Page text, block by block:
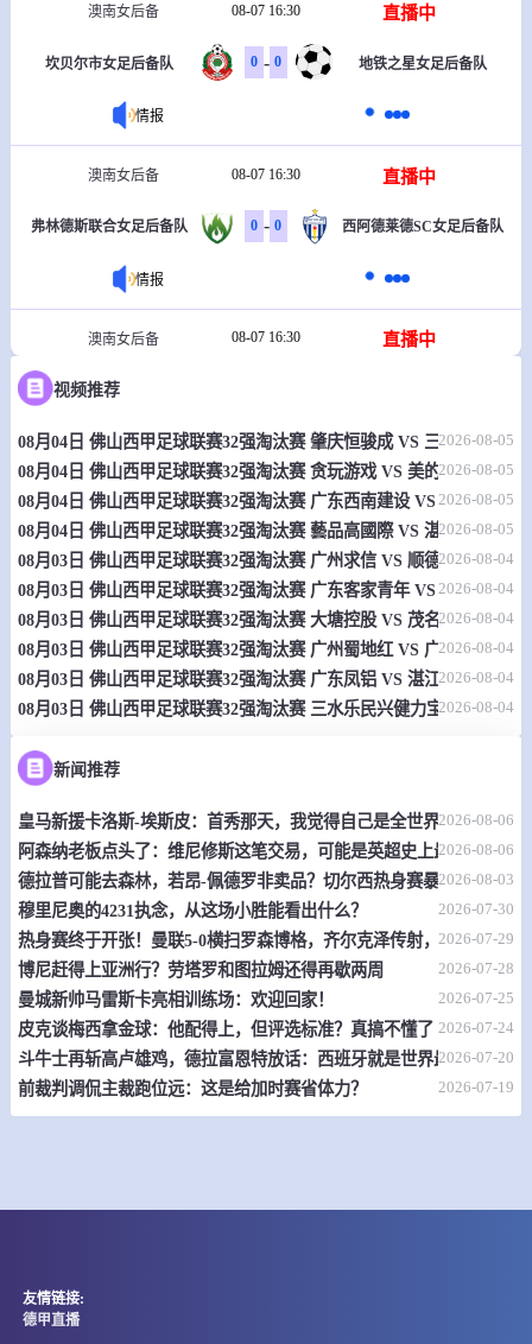
澳南女后备 08-07 16:30 直播中
坎贝尔市女足后备队 0 - 0 地铁之星女足后备队
情报
澳南女后备 08-07 16:30 直播中
弗林德斯联合女足后备队 0 - 0 西阿德莱德SC女足后备队
情报
澳南女后备 08-07 16:30 直播中
南部足球中心女足后备队
情报
澳南超 08-07 16:45 直播中
阿德莱德彗星 0 - 0 地铁之星
情报
不丹廷联 08-07 17:00 直播中
齐朗足球俱乐部 0 - 0 廷布联
缅甸U20 08-07 17:00 直播中
亚大那保U20 0 - 0 治尼兰德U20
情报
缅甸U20 08-07 17:00
蒂察尔阿尔曼U20 0 - 0 米瓦迪U20
情报
仰光联U20 0 - 0 汉达瓦底联U20
视频推荐
08月04日 佛山西甲足球联赛32强淘汰赛 肇庆恒骏成 VS 三七互娱 全
2026-08-05
08月04日 佛山西甲足球联赛32强淘汰赛 贪玩游戏 VS 美的薪火 全场录
2026-08-05
08月04日 佛山西甲足球联赛32强淘汰赛 广东西南建设 VS 香港圣徒
2026-08-05
08月04日 佛山西甲足球联赛32强淘汰赛 藝品高國際 VS 湛江狂狼·粵
2026-08-05
08月03日 佛山西甲足球联赛32强淘汰赛 广州求信 VS 顺德新青年 全
2026-08-04
08月03日 佛山西甲足球联赛32强淘汰赛 广东客家青年 VS 广州英华思
2026-08-04
08月03日 佛山西甲足球联赛32强淘汰赛 大塘控股 VS 茂名市点都得
2026-08-04
08月03日 佛山西甲足球联赛32强淘汰赛 广州蜀地红 VS 广州戴拿模
2026-08-04
08月03日 佛山西甲足球联赛32强淘汰赛 广东凤铝 VS 湛江八部科技
2026-08-04
08月03日 佛山西甲足球联赛32强淘汰赛 三水乐民兴健力宝 VS 中国澳
2026-08-04
新闻推荐
皇马新援卡洛斯-埃斯皮：首秀那天，我觉得自己是全世界最幸福的人
2026-08-06
阿森纳老板点头了：维尼修斯这笔交易，可能是英超史上最炸裂的转
2026-08-06
德拉普可能去森林，若昂-佩德罗非卖品？切尔西热身赛暴露不少问题
2026-08-03
穆里尼奥的4231执念，从这场小胜能看出什么？ 2026-07-30
热身赛终于开张！曼联5-0横扫罗森博格，齐尔克泽传射，19岁小将惊
2026-07-29
博尼赶得上亚洲行？劳塔罗和图拉姆还得再歇两周 2026-07-28
曼城新帅马雷斯卡亮相训练场：欢迎回家！ 2026-07-25
皮克谈梅西拿金球：他配得上，但评选标准？真搞不懂了 2026-07-24
斗牛士再斩高卢雄鸡，德拉富恩特放话：西班牙就是世界最强2026-07-20
前裁判调侃主裁跑位远：这是给加时赛省体力？ 2026-07-19
友情链接:
德甲直播